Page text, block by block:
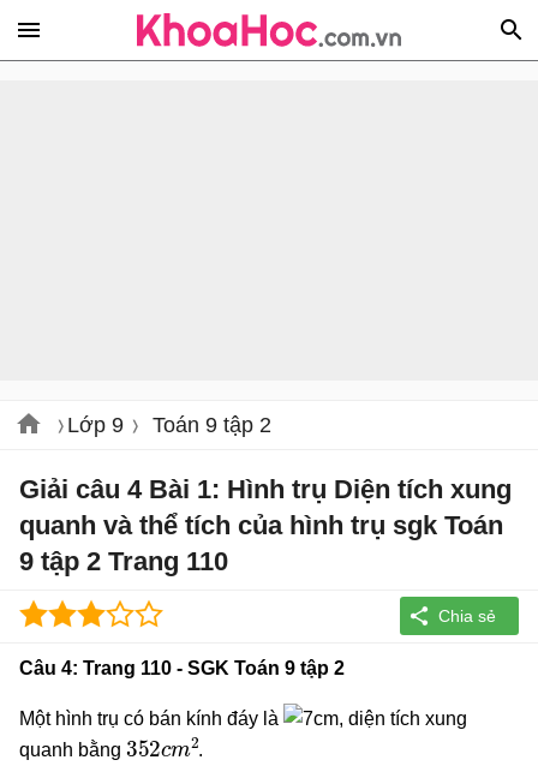
Lớp 9 Toán 9 tập 2
Giải câu 4 Bài 1: Hình trụ Diện tích xung
quanh và thể tích của hình trụ sgk Toán
9 tập 2 Trang 110
Câu 4: Trang 110 - SGK Toán 9 tập 2
Một hình trụ có bán kính đáy là
, diện tích xung
quanh bằng
352 m2
.